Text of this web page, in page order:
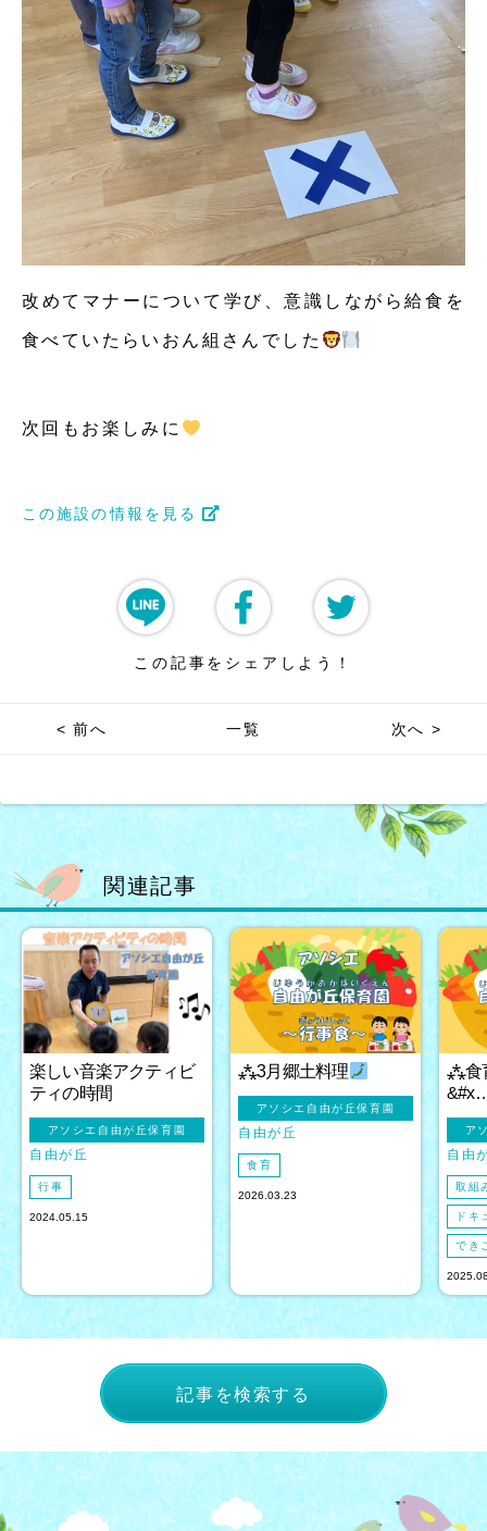
改めてマナーについて学び、意識しながら給食を
食べていたらいおん組さんでした
次回もお楽しみに
この施設の情報を見る
この記事をシェアしよう！
< 前へ 一覧 次へ >
関連記事
楽しい音楽アクティビ
ティの時間
アソシエ自由が丘保育園
自由が丘
行事
2024.05.15
⁂3月郷土料理
アソシエ自由が丘保育園
自由が丘
食育
2026.03.23
⁂食
ア
自由
取組
ドキ
でき
記事を検索する